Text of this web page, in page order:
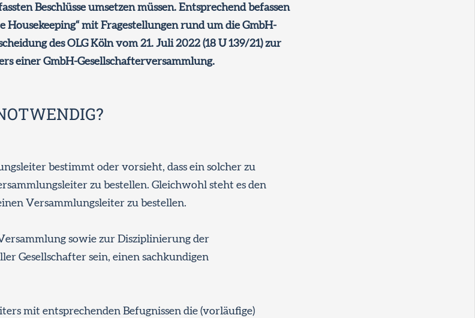
Beschlüsse umsetzen müssen. Entsprechend befassen
Housekeeping“ mit Fragestellungen rund um die GmbH-
des OLG Köln vom 21. Juli 2022 (18 U 139/21) zur
einer GmbH-Gesellschafterversammlung.
bestimmt oder vorsieht, dass ein solcher zu
zu bestellen. Gleichwohl steht es den
Versammlungsleiter zu bestellen.
sowie zur Disziplinierung der
Gesellschafter sein, einen sachkundigen
mit entsprechenden Befugnissen die (vorläufige)